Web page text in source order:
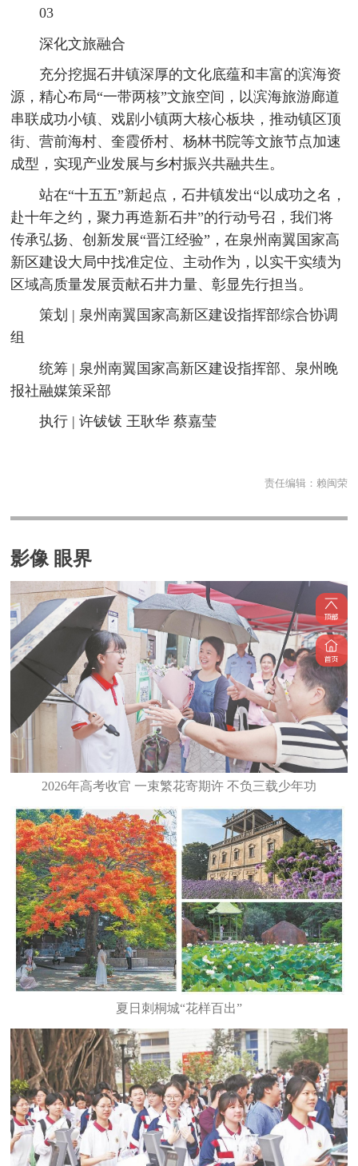
03
深化文旅融合
充分挖掘石井镇深厚的文化底蕴和丰富的滨海资
源，精心布局“一带两核”文旅空间，以滨海旅游廊道
串联成功小镇、戏剧小镇两大核心板块，推动镇区顶
街、营前海村、奎霞侨村、杨林书院等文旅节点加速
成型，实现产业发展与乡村振兴共融共生。
站在“十五五”新起点，石井镇发出“以成功之名，
赴十年之约，聚力再造新石井”的行动号召，我们将
传承弘扬、创新发展“晋江经验”，在泉州南翼国家高
新区建设大局中找准定位、主动作为，以实干实绩为
区域高质量发展贡献石井力量、彰显先行担当。
策划 | 泉州南翼国家高新区建设指挥部综合协调
组
统筹 | 泉州南翼国家高新区建设指挥部、泉州晚
报社融媒策采部
执行 | 许钹钹 王耿华 蔡嘉莹
责任编辑： 赖闽荣
影像 眼界
2026年高考收官 一束繁花寄期许 不负三载少年功
夏日刺桐城“花样百出”